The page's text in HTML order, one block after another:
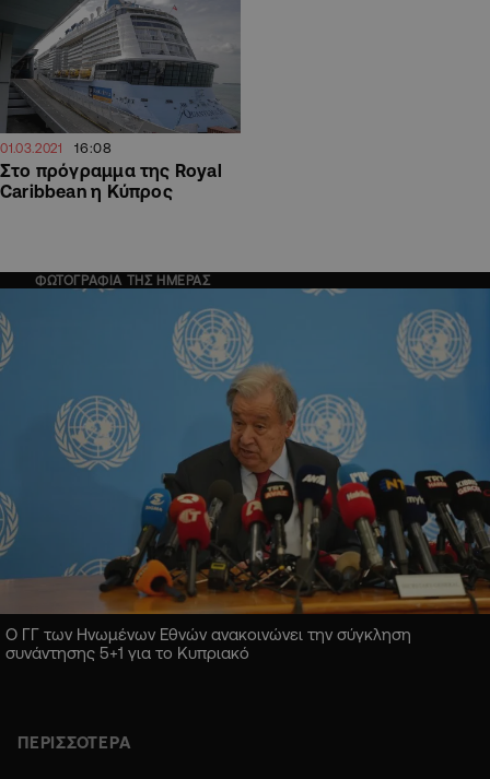
01.03.2021 16:08
Στο πρόγραμμα της Royal
Caribbean η Κύπρος
ΦΩΤΟΓΡΑΦΙΑ ΤΗΣ ΗΜΕΡΑΣ
Ο ΓΓ των Ηνωμένων Εθνών ανακοινώνει την σύγκληση
συνάντησης 5+1 για το Κυπριακό
ΠΕΡΙΣΣΟΤΕΡΑ